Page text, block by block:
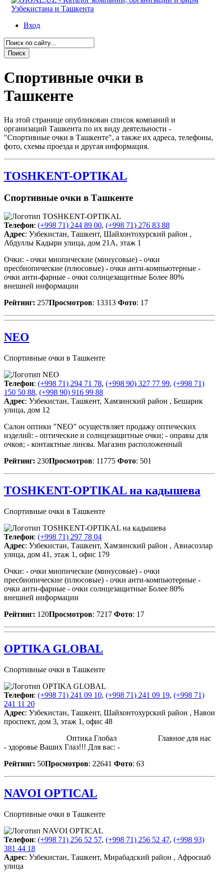
Вход
Спортивные очки в
Ташкенте
На этой странице опубликован список компаний и
организаций Ташкента по их виду деятельности -
"Спортивные очки в Ташкенте", а также их адреса, телефоны,
фото, схемы проезда и другая информация.
TOSHKENT-OPTIKAL
Спортивные очки в Ташкенте
Телефон: (+998 71) 244 89 00, (+998 71) 276 83 88
Адрес: Узбекистан, Ташкент, Шайхонтохурский район ,
Абдуллы Кадыри улица, дом 21А, этаж 1
Очки: - очки миопические (минусовые) - очки
пресбиопические (плюсовые) - очки анти-компьютерные -
очки анти-фарные - очки солнцезащитные Более 80%
внешней информации
Рейтинг: 257Просмотров: 13313 Фото: 17
NEO
Спортивные очки в Ташкенте
Телефон: (+998 71) 294 71 78, (+998 90) 327 77 99, (+998 71)
150 50 88, (+998 90) 916 99 88
Адрес: Узбекистан, Ташкент, Хамзинский район , Бешарик
улица, дом 12
Салон оптики "NEO" осуществляет продажу оптических
изделий: - оптические и солнцезащитные очки; - оправы для
очков; - контактные линзы. Магазин расположенный
Рейтинг: 230Просмотров: 11775 Фото: 501
TOSHKENT-OPTIKAL на кадышева
Спортивные очки в Ташкенте
Телефон: (+998 71) 297 78 04
Адрес: Узбекистан, Ташкент, Хамзинский район , Авиасозлар
улица, дом 41, этаж 1, офис 179
Очки: - очки миопические (минусовые) - очки
пресбиопические (плюсовые) - очки анти-компьютерные -
очки анти-фарные - очки солнцезащитные Более 80%
внешней информации
Рейтинг: 120Просмотров: 7217 Фото: 17
OPTIKA GLOBAL
Спортивные очки в Ташкенте
Телефон: (+998 71) 241 09 10, (+998 71) 241 09 19, (+998 71)
241 11 20
Адрес: Узбекистан, Ташкент, Шайхонтохурский район , Навои
проспект, дом 3, этаж 1, офис 48
Оптика Глобал Главное для нас
- здоровье Ваших Глаз!!! Для вас: -
Рейтинг: 50Просмотров: 22641 Фото: 63
NAVOI OPTICAL
Спортивные очки в Ташкенте
Телефон: (+998 71) 256 52 57, (+998 71) 256 52 47, (+998 93)
381 44 18
Адрес: Узбекистан, Ташкент, Мирабадский район , Афросиаб
улица